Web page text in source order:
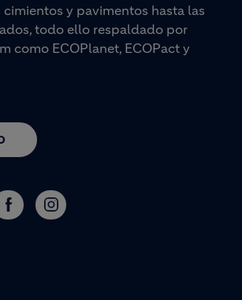
cimientos y pavimentos hasta las
todo ello respaldado por
como ECOPlanet, ECOPact y